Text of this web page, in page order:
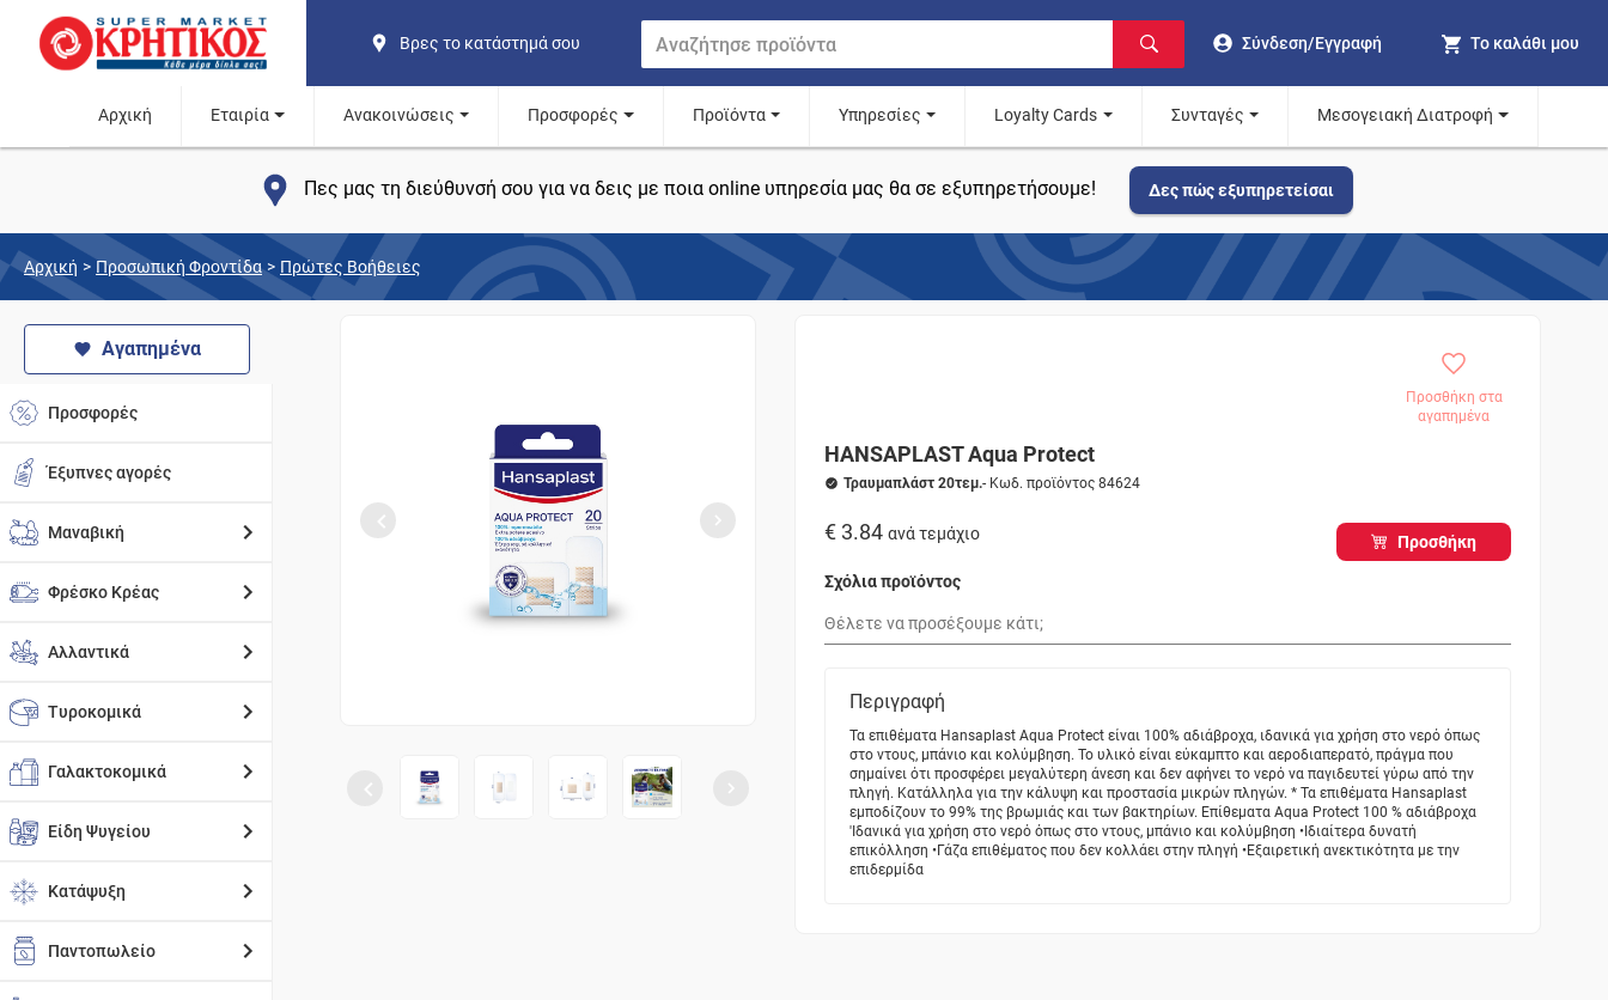
Βρες το κατάστημά σου Σύνδεση/Εγγραφή Το καλάθι μου
Αρχική Εταιρία Ανακοινώσεις Προσφορές Προϊόντα Υπηρεσίες Loyalty Cards Συνταγές Μεσογειακή Διατροφή
Πες μας τη διεύθυνσή σου για να δεις με ποια online υπηρεσία μας θα σε εξυπηρετήσουμε! Δες πώς εξυπηρετείσαι
Αρχική > Προσωπική Φροντίδα > Πρώτες Βοήθειες
Αγαπημένα
Προσφορές
Έξυπνες αγορές
Μαναβική
Φρέσκο Κρέας
Αλλαντικά
Τυροκομικά
Γαλακτοκομικά
Είδη Ψυγείου
Κατάψυξη
Παντοπωλείο
Προσθήκη στα
αγαπημένα
HANSAPLAST Αqua Protect
Τραυμαπλάστ 20τεμ.- Κωδ. προϊόντος 84624
€ 3.84 ανά τεμάχιο Προσθήκη
Σχόλια προϊόντος
Περιγραφή
Τα επιθέματα Hansaplast Aqua Protect είναι 100% αδιάβροχα, ιδανικά για χρήση στο νερό όπως
στο ντους, μπάνιο και κολύμβηση. Το υλικό είναι εύκαμπτο και αεροδιαπερατό, πράγμα που
σημαίνει ότι προσφέρει μεγαλύτερη άνεση και δεν αφήνει το νερό να παγιδευτεί γύρω από την
πληγή. Κατάλληλα για την κάλυψη και προστασία μικρών πληγών. * Τα επιθέματα Hansaplast
εμποδίζουν το 99% της βρωμιάς και των βακτηρίων. Επίθεματα Aqua Protect 100 % αδιάβροχα
'Ιδανικά για χρήση στο νερό όπως στο ντους, μπάνιο και κολύμβηση •Ιδιαίτερα δυνατή
επικόλληση •Γάζα επιθέματος που δεν κολλάει στην πληγή •Εξαιρετική ανεκτικότητα με την
επιδερμίδα